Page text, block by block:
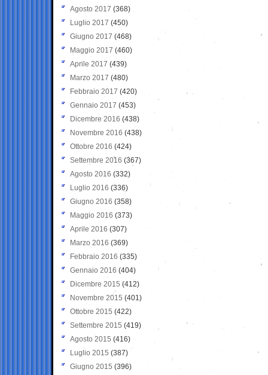
Agosto 2017 (368)
Luglio 2017 (450)
Giugno 2017 (468)
Maggio 2017 (460)
Aprile 2017 (439)
Marzo 2017 (480)
Febbraio 2017 (420)
Gennaio 2017 (453)
Dicembre 2016 (438)
Novembre 2016 (438)
Ottobre 2016 (424)
Settembre 2016 (367)
Agosto 2016 (332)
Luglio 2016 (336)
Giugno 2016 (358)
Maggio 2016 (373)
Aprile 2016 (307)
Marzo 2016 (369)
Febbraio 2016 (335)
Gennaio 2016 (404)
Dicembre 2015 (412)
Novembre 2015 (401)
Ottobre 2015 (422)
Settembre 2015 (419)
Agosto 2015 (416)
Luglio 2015 (387)
Giugno 2015 (396)